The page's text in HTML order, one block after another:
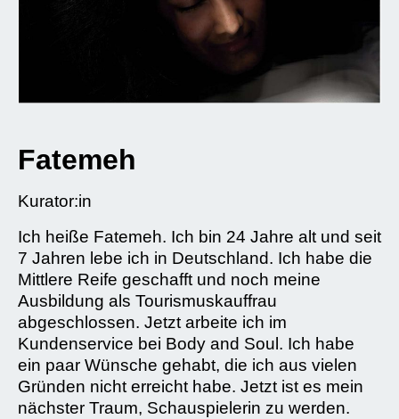
Fatemeh
Kurator:in
Ich heiße Fatemeh. Ich bin 24 Jahre alt und seit
7 Jahren lebe ich in Deutschland. Ich habe die
Mittlere Reife geschafft und noch meine
Ausbildung als Tourismuskauffrau
abgeschlossen. Jetzt arbeite ich im
Kundenservice bei Body and Soul. Ich habe
ein paar Wünsche gehabt, die ich aus vielen
Gründen nicht erreicht habe. Jetzt ist es mein
nächster Traum, Schauspielerin zu werden.